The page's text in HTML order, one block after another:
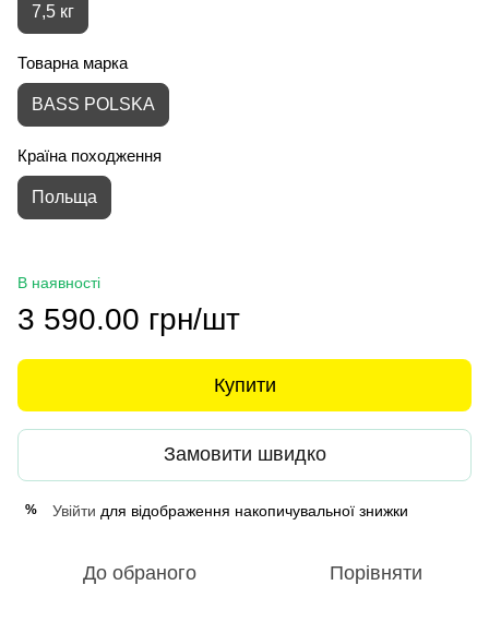
7,5 кг
Товарна марка
BASS POLSKA
Країна походження
Польща
В наявності
3 590.00 грн/шт
Купити
Замовити швидко
% Увійти для відображення накопичувальної знижки
До обраного Порівняти